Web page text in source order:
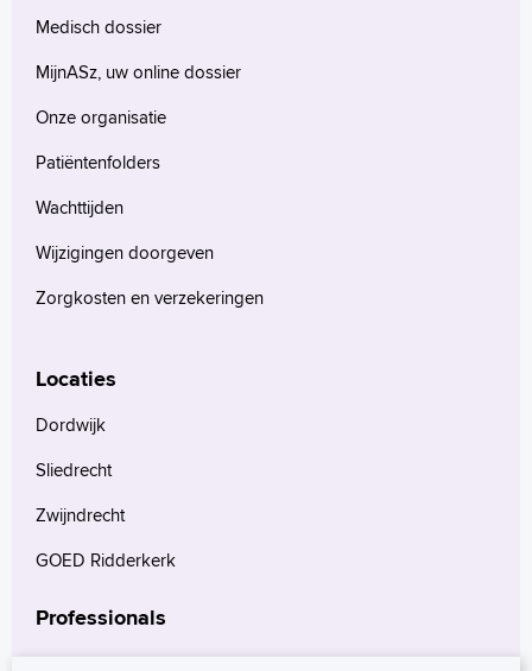
Medisch dossier
MijnASz, uw online dossier
Onze organisatie
Patiëntenfolders
Wachttijden
Wijzigingen doorgeven
Zorgkosten en verzekeringen
Locaties
Dordwijk
Sliedrecht
Zwijndrecht
GOED Ridderkerk
Professionals
Verwijzers